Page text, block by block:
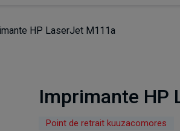
HP LaserJet M111a
Imprimante HP
Point de retrait kuuzacomores